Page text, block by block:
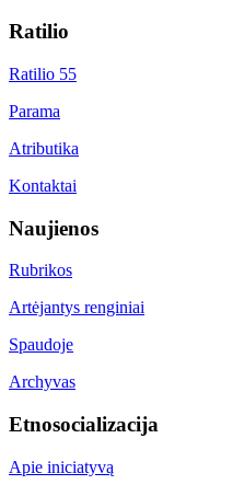
Ratilio
Ratilio 55
Parama
Atributika
Kontaktai
Naujienos
Rubrikos
Artėjantys renginiai
Spaudoje
Archyvas
Etnosocializacija
Apie iniciatyvą